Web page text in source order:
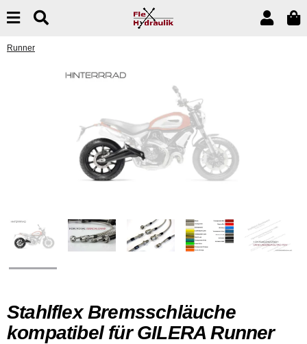
Runner
Stahlflex Bremsschläuche
kompatibel für GILERA Runner